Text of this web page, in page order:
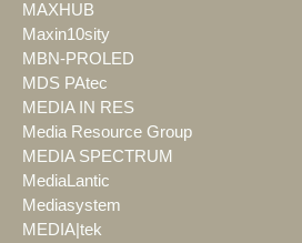
MAXHUB
Maxin10sity
MBN-PROLED
MDS PAtec
MEDIA IN RES
Media Resource Group
MEDIA SPECTRUM
MediaLantic
Mediasystem
MEDIA|tek